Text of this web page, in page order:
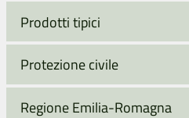
Prodotti tipici
Protezione civile
Regione Emilia-Romagna